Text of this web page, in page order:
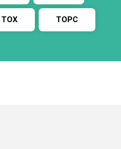
TOX TOPC